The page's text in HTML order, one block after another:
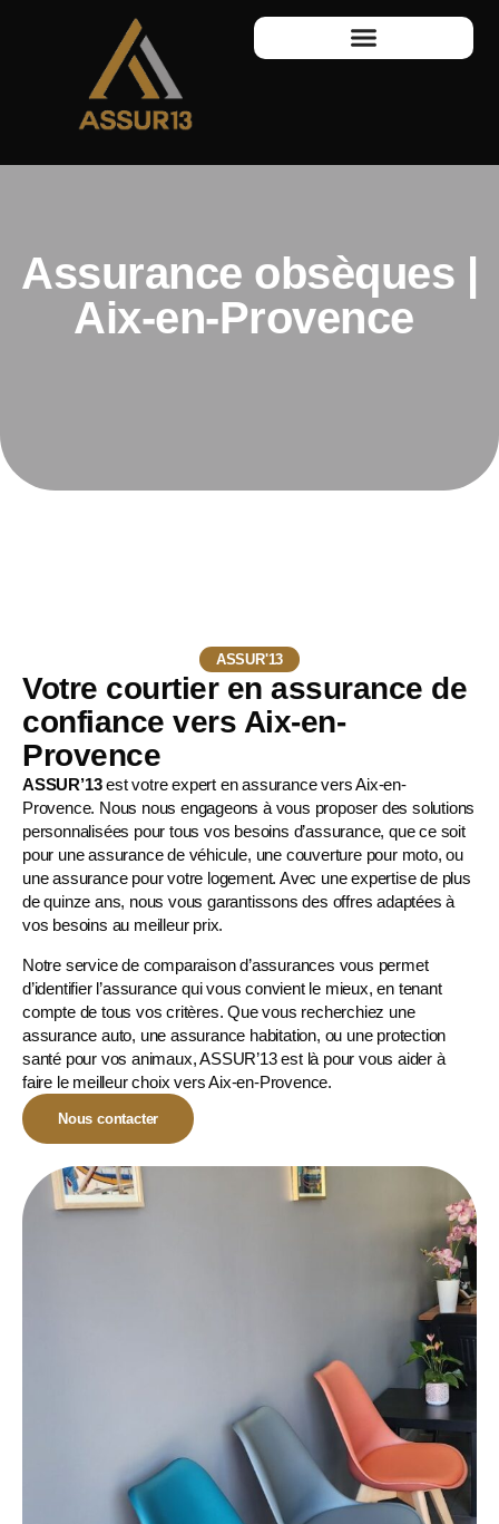
Assurance obsèques |
Aix-en-Provence
ASSUR'13
Votre courtier en assurance de
confiance vers Aix-en-
Provence
ASSUR’13est votre expert en assurance vers Aix-en-
Provence. Nous nous engageons à vous proposer des solutions
personnalisées pour tous vos besoins d’assurance, que ce soit
pour uneassurance de véhicule, une couverture pour moto, ou
une assurance pour votre logement. Avec une expertise de plus
de quinze ans, nous vous garantissons des offres adaptées à
vos besoins au meilleur prix.
Notre service de comparaison d’assurances vous permet
d’identifier l’assurance qui vous convient le mieux, en tenant
compte de tous vos critères. Que vous recherchiez une
assurance auto, une assurance habitation, ou une protection
santé pour vos animaux, ASSUR’13 est là pour vous aider à
faire le meilleur choix vers Aix-en-Provence.
Nous contacter